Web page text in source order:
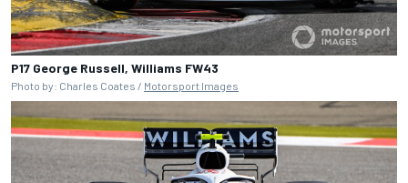
P17 George Russell, Williams FW43
Photo by: Charles Coates / Motorsport Images